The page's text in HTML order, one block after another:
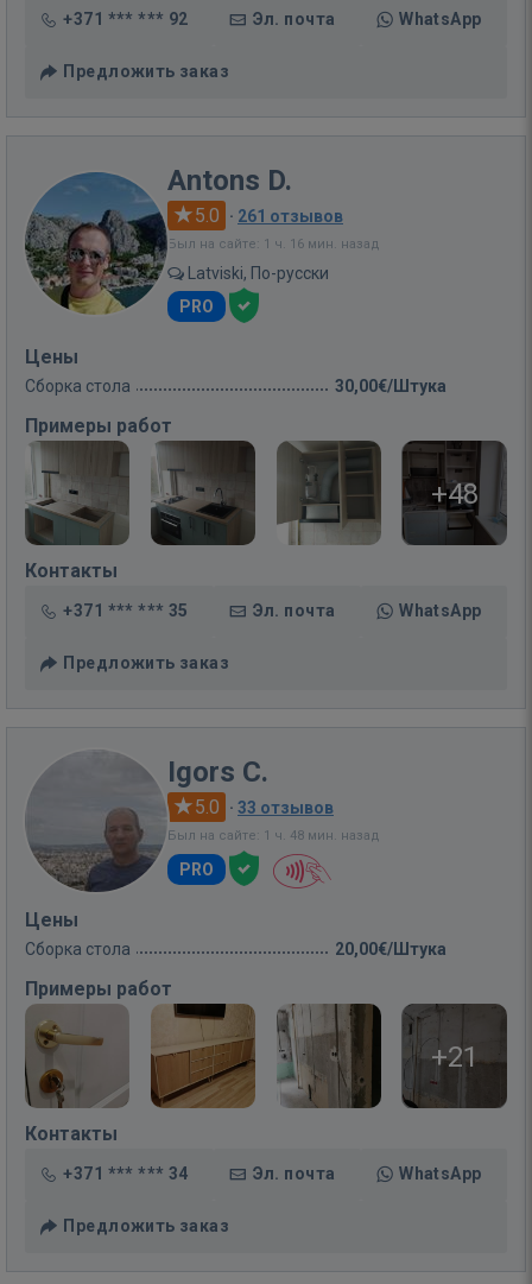
+371 *** *** 92 Эл. почта WhatsApp
Предложить заказ
Antons D.
5.0 · 261 отзывов
Был на сайте: 1 ч. 16 мин. назад
Latviski, По-русски
PRO
Цены
Сборка стола 30,00€/Штука
Примеры работ
+48
Контакты
+371 *** *** 35 Эл. почта WhatsApp
Предложить заказ
Igors C.
5.0 · 33 отзывов
Был на сайте: 1 ч. 48 мин. назад
PRO
Цены
Сборка стола 20,00€/Штука
Примеры работ
+21
Контакты
+371 *** *** 34 Эл. почта WhatsApp
Предложить заказ